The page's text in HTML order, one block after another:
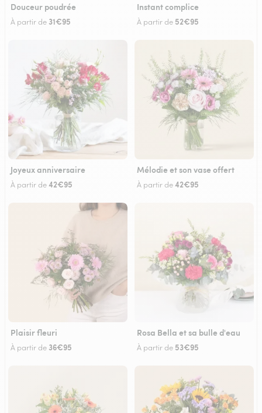
Douceur poudrée
À partir de 31€95
Instant complice
À partir de 52€95
Joyeux anniversaire
À partir de42€95
Mélodie et son vase offert
À partir de42€95
Plaisir fleuri
À partir de 36€95
Rosa Bella et sa bulle d'eau
À partir de 53€95